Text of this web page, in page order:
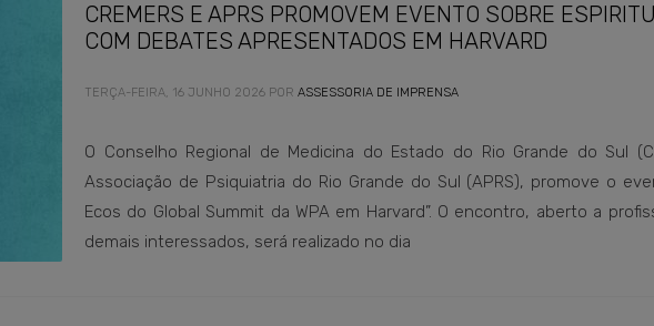
CREMERS E APRS PROMOVEM EVENTO SOBRE
COM DEBATES APRESENTADOS EM HARVARD
TERÇA-FEIRA, 16 JUNHO 2026 POR ASSESSORIA DE IMPRENSA
O Conselho Regional de Medicina do Estado do Rio Grande do Sul
Associação de Psiquiatria do Rio Grande do Sul (APRS), promove o
Ecos do Global Summit da WPA em Harvard”. O encontro, aberto a
demais interessados, será realizado no dia